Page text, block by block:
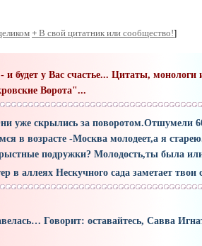
+ В свой цитатник или сообщество!]
и будет у Вас счастье... Цитаты,
Ворота"...
уже скрылись за поворотом.Отшумели
в возрасте -Москва молодеет,а я
подружки? Молодость,ты была
в аллеях Нескучного сада заметает твои
Говорит: оставайтесь, Савва